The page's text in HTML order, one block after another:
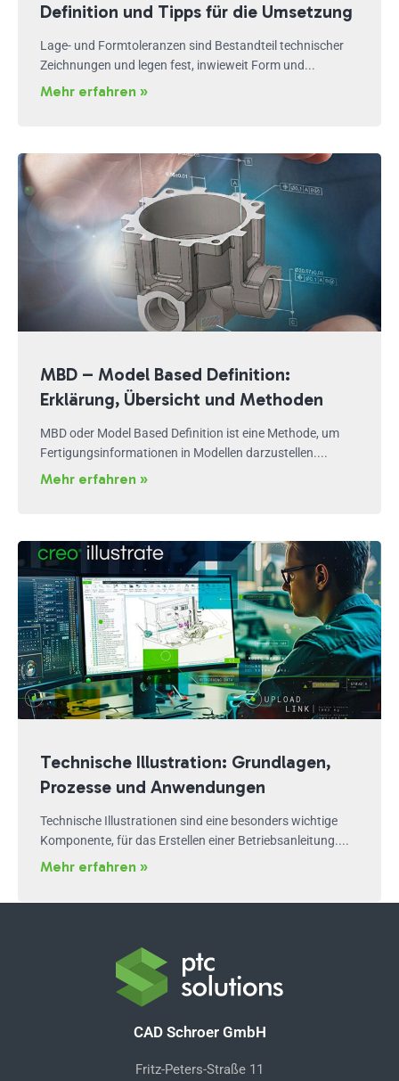
Definition und Tipps für die Umsetzung
Lage- und Formtoleranzen sind Bestandteil technischer
Zeichnungen und legen fest, inwieweit Form und...
Mehr erfahren »
MBD – Model Based Definition:
Erklärung, Übersicht und Methoden
MBD oder Model Based Definition ist eine Methode, um
Fertigungsinformationen in Modellen darzustellen....
Mehr erfahren »
Technische Illustration: Grundlagen,
Prozesse und Anwendungen
Technische Illustrationen sind eine besonders wichtige
Komponente, für das Erstellen einer Betriebsanleitung....
Mehr erfahren »
CAD Schroer GmbH
Fritz-Peters-Straße 11